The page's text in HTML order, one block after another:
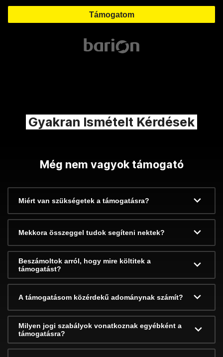
Gyakran Ismételt Kérdések
Még nem vagyok támogató
Miért van szükségetek a támogatásra?
Mekkora összeggel tudok segíteni nektek?
Beszámoltok arról, hogy mire költitek a
támogatást?
A támogatásom közérdekű adománynak számít?
Milyen jogi szabályok vonatkoznak egyébként a
támogatásra?